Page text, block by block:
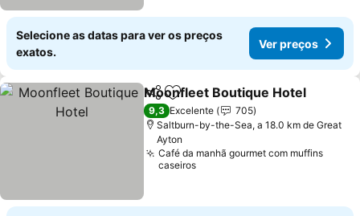
Selecione as datas para ver os preços
exatos.
Ver preços
PartilharAdicionar aos favoritos
Moonfleet Boutique Hotel
9,3 Excelente
705
Saltburn-by-the-Sea, a 18.0 km de Great
Ayton
Café da manhã gourmet com muffins
caseiros